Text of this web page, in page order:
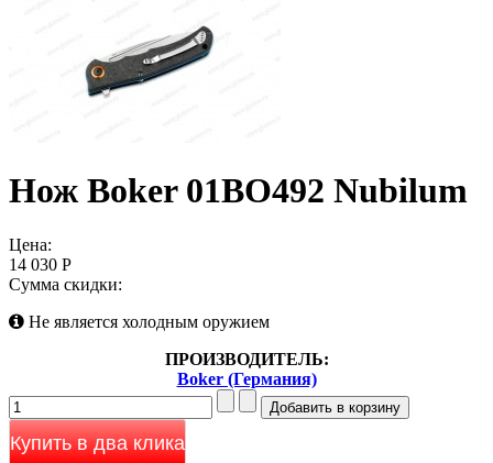
Нож Boker 01BO492 Nubilum
Цена:
14 030 Р
Сумма скидки:
Не является холодным оружием
ПРОИЗВОДИТЕЛЬ:
Boker (Германия)
Купить в два клика